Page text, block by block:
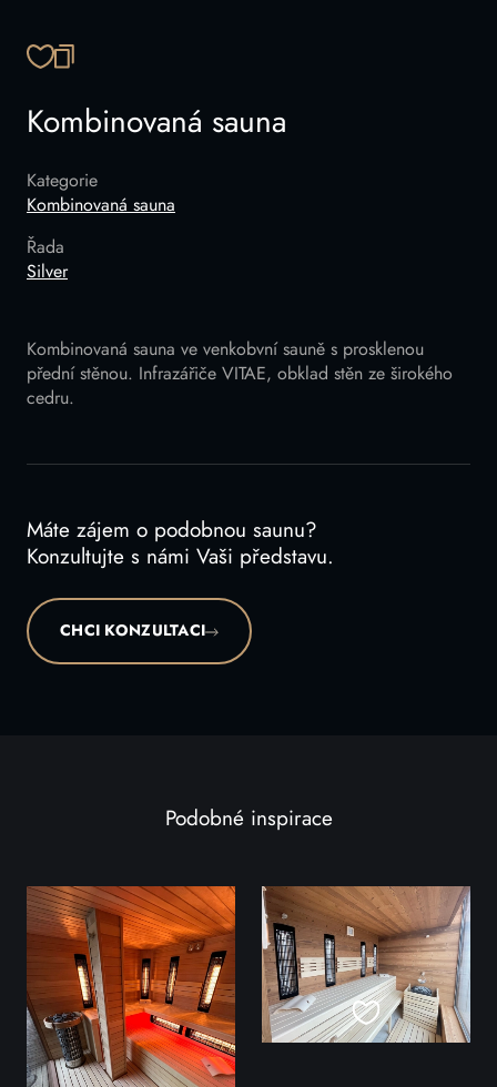
ZKOPÍROVAT ODKAZ
Kombinovaná sauna
Kategorie
Kombinovaná sauna
Řada
Silver
Kombinovaná sauna ve venkobvní sauně s prosklenou
přední stěnou. Infrazářiče VITAE, obklad stěn ze širokého
cedru.
Máte zájem o podobnou saunu?
Konzultujte s námi Vaši představu.
CHCI KONZULTACI
Podobné inspirace